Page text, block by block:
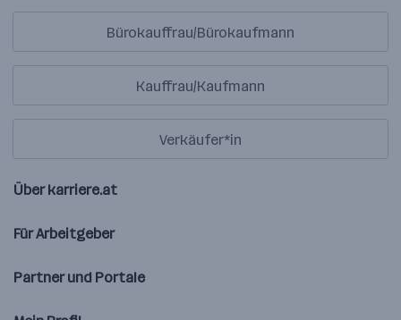
Bürokauffrau/Bürokaufmann
Kauffrau/Kaufmann
Verkäufer*in
Über karriere.at
Für Arbeitgeber
Partner und Portale